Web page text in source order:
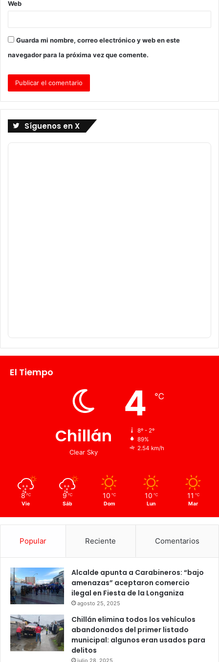
Web
Guarda mi nombre, correo electrónico y web en este
navegador para la próxima vez que comente.
Síguenos en X
El Tiempo
Chillán
Clear Sky
4 ℃
8º - 2º
89%
2.54 km/h
8 ℃
Vie
9 ℃
Sáb
10 ℃
Dom
10 ℃
Lun
11 ℃
Mar
Popular Reciente Comentarios
Alcalde apunta a Carabineros: “bajo
amenazas” aceptaron comercio
ilegal en Fiesta de la Longaniza
agosto 25, 2025
Chillán elimina todos los vehículos
abandonados del primer listado
municipal: algunos eran usados para
delitos
julio 28, 2025